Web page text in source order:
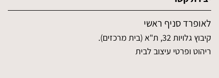
לאופרד סניף ראשי
קיבוץ גלויות 32, ת"א (בית מרכזים).
ריהוט ופרטי עיצוב לבית